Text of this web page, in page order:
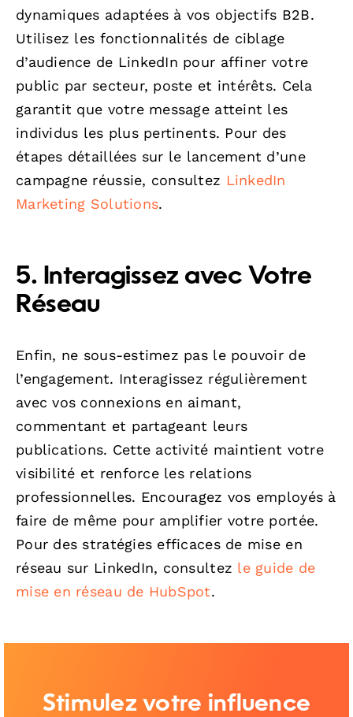
dynamiques adaptées à vos objectifs B2B.
Utilisez les fonctionnalités de ciblage
d’audience de LinkedIn pour affiner votre
public par secteur, poste et intérêts. Cela
garantit que votre message atteint les
individus les plus pertinents. Pour des
étapes détaillées sur le lancement d’une
campagne réussie, consultez LinkedIn
Marketing Solutions.
5. Interagissez avec Votre
Réseau
Enfin, ne sous-estimez pas le pouvoir de
l’engagement. Interagissez régulièrement
avec vos connexions en aimant,
commentant et partageant leurs
publications. Cette activité maintient votre
visibilité et renforce les relations
professionnelles. Encouragez vos employés à
faire de même pour amplifier votre portée.
Pour des stratégies efficaces de mise en
réseau sur LinkedIn, consultez le guide de
mise en réseau de HubSpot.
Stimulez votre influence